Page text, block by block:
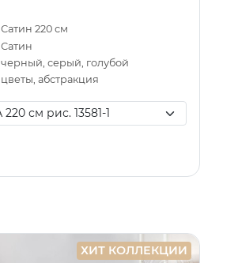
Сатин 220 см
Сатин
черный, серый, голубой
цветы, абстракция
ХИТ КОЛЛЕКЦИИ